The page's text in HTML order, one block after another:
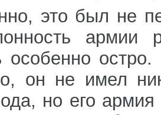
это был не
армии
особенно
он не имел
но его